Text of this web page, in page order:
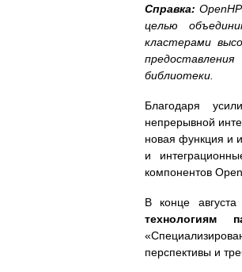
Справка:
целью
кластерами
библиотеки.
Благодаря
непрерывной
новая функция и
и
компонентов
В конце
технологиям
перспективы и